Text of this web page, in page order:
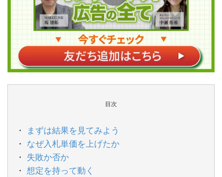
目次
まずは結果を見てみよう
なぜ入札単価を上げたか
失敗か否か
想定を持って動く